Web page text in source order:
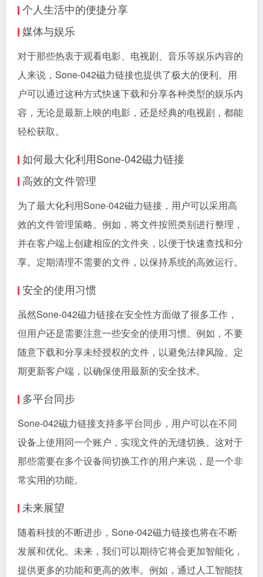
个人生活中的便捷分享
媒体与娱乐
对于那些热衷于观看电影、电视剧、音乐等娱乐内容的
人来说，Sone-042磁力链接也提供了极大的便利。用
户可以通过这种方式快速下载和分享各种类型的娱乐内
容，无论是最新上映的电影，还是经典的电视剧，都能
轻松获取。
如何最大化利用Sone-042磁力链接
高效的文件管理
为了最大化利用Sone-042磁力链接，用户可以采用高
效的文件管理策略。例如，将文件按照类别进行整理，
并在客户端上创建相应的文件夹，以便于快速查找和分
享。定期清理不需要的文件，以保持系统的高效运行。
安全的使用习惯
虽然Sone-042磁力链接在安全性方面做了很多工作，
但用户还是需要注意一些安全的使用习惯。例如，不要
随意下载和分享未经授权的文件，以避免法律风险。定
期更新客户端，以确保使用最新的安全技术。
多平台同步
Sone-042磁力链接支持多平台同步，用户可以在不同
设备上使用同一个账户，实现文件的无缝切换。这对于
那些需要在多个设备间切换工作的用户来说，是一个非
常实用的功能。
未来展望
随着科技的不断进步，Sone-042磁力链接也将在不断
发展和优化。未来，我们可以期待它将会更加智能化，
提供更多的功能和更高的效率。例如，通过人工智能技